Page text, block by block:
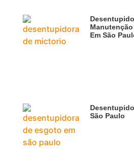
Em São
São Paulo